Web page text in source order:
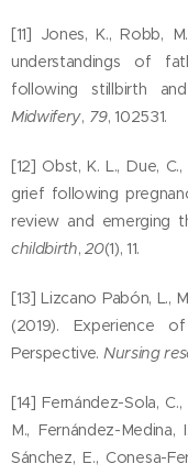
[11] Jones, K., Robb,
understandings of
following stillbirth
Midwifery, 79, 102531.
[12] Obst, K. L., Due,
grief following
review and emerging
childbirth,20(1), 11.
[13] Lizcano Pabón, L.,
(2019). Experience
Perspective. Nursing
[14] Fernández-Sola,
M., Fernández-
Sánchez, E., Conesa-